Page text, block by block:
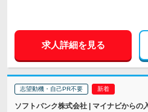
求人詳細を見る
志望動機・自己PR不要
ソフトバンク株式会社 | マイナビから